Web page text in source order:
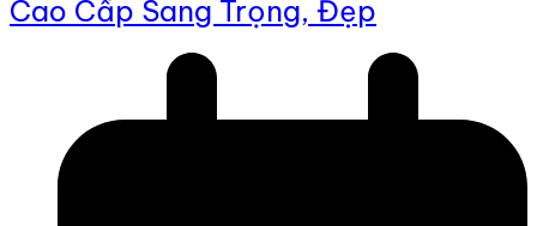
Cao Cấp Sang Trọng, Đẹp